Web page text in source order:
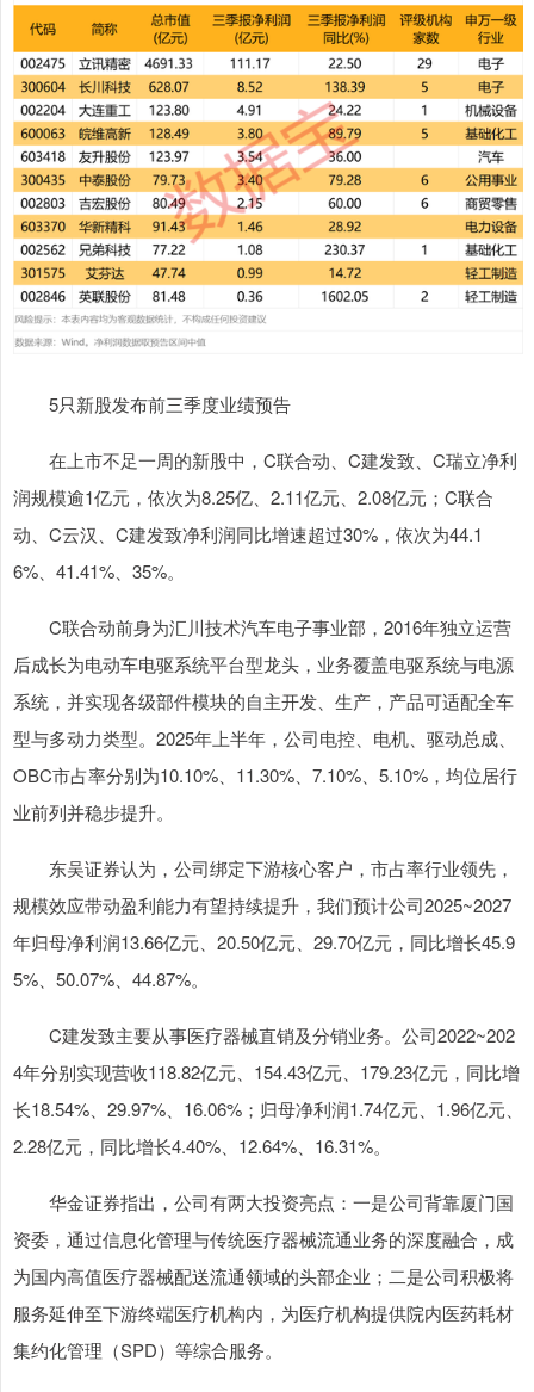
5只新股发布前三季度业绩预告
在上市不足一周的新股中，C联合动、C建发致、C瑞立净利
润规模逾1亿元，依次为8.25亿、2.11亿元、2.08亿元；C联合
动、C云汉、C建发致净利润同比增速超过30%，依次为44.1
6%、41.41%、35%。
C联合动前身为汇川技术汽车电子事业部，2016年独立运营
后成长为电动车电驱系统平台型龙头，业务覆盖电驱系统与电源
系统，并实现各级部件模块的自主开发、生产，产品可适配全车
型与多动力类型。2025年上半年，公司电控、电机、驱动总成、
OBC市占率分别为10.10%、11.30%、7.10%、5.10%，均位居行
业前列并稳步提升。
东吴证券认为，公司绑定下游核心客户，市占率行业领先，
规模效应带动盈利能力有望持续提升，我们预计公司2025~2027
年归母净利润13.66亿元、20.50亿元、29.70亿元，同比增长45.9
5%、50.07%、44.87%。
C建发致主要从事医疗器械直销及分销业务。公司2022~202
4年分别实现营收118.82亿元、154.43亿元、179.23亿元，同比增
长18.54%、29.97%、16.06%；归母净利润1.74亿元、1.96亿元、
2.28亿元，同比增长4.40%、12.64%、16.31%。
华金证券指出，公司有两大投资亮点：一是公司背靠厦门国
资委，通过信息化管理与传统医疗器械流通业务的深度融合，成
为国内高值医疗器械配送流通领域的头部企业；二是公司积极将
服务延伸至下游终端医疗机构内，为医疗机构提供院内医药耗材
集约化管理（SPD）等综合服务。